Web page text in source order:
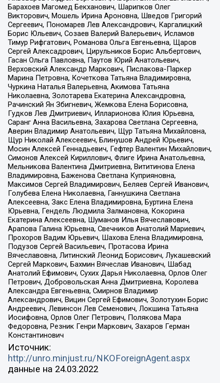
Барахоев Магомед Бекханович, Шарипков Олег
Викторович, Мошель Ирина Ароновна, Шведов Григорий
Сергеевич, Пономарев Лев Александрович, Каргалицкий
Борис Юльевич, Созаев Валерий Валерьевич, Исламов
Тимур Рифгатович, Романова Ольга Евгеньевна, Щаров
Сергей Алексадрович, Цирульников Борис Альбертович,
Гасан Ольга Павловна, Паутов Юрий Анатольевич,
Верховский Александр Маркович, Пислакова-Паркер
Марина Петровна, Кочеткова Татьяна Владимировна,
Чуркина Наталья Валерьевна, Акимова Татьяна
Николаевна, Золотарева Екатерина Александровна,
Рачинский Ян Збигневич, Жемкова Елена Борисовна,
Гудков Лев Дмитриевич, Илларионова Юлия Юрьевна,
Саранг Анна Васильевна, Захарова Светлана Сергеевна,
Аверин Владимир Анатольевич, Щур Татьяна Михайловна,
Щур Николай Алексеевич, Блинушов Андрей Юрьевич,
Мосин Алексей Геннадьевич, Гефтер Валентин Михайлович,
Симонов Алексей Кириллович, Флиге Ирина Анатольевна,
Мельникова Валентина Дмитриевна, Вититинова Елена
Владимировна, Баженова Светлана Куприяновна,
Максимов Сергей Владимирович, Беляев Сергей Иванович,
Голубева Елена Николаевна, Ганнушкина Светлана
Алексеевна, Закс Елена Владимировна, Буртина Елена
Юрьевна, Гендель Людмила Залмановна, Кокорина
Екатерина Алексеевна, Шуманов Илья Вячеславович,
Арапова Галина Юрьевна, Свечников Анатолий Мариевич,
Прохоров Вадим Юрьевич, Шахова Елена Владимировна,
Подузов Сергей Васильевич, Протасова Ирина
Вячеславовна, Литинский Леонид Борисович, Лукашевский
Сергей Маркович, Бахмин Вячеслав Иванович, Шабад
Анатолий Ефимович, Сухих Дарья Николаевна, Орлов Олег
Петрович, Добровольская Анна Дмитриевна, Королева
Александра Евгеньевна, Смирнов Владимир
Александрович, Вицин Сергей Ефимович, Золотухин Борис
Андреевич, Левинсон Лев Семенович, Локшина Татьяна
Иосифовна, Орлов Олег Петрович, Полякова Мара
Федоровна, Резник Генри Маркович, Захаров Герман
Константинович
Источник:
http://unro.minjust.ru/NKOForeignAgent.aspx
данные на 24.03.2022